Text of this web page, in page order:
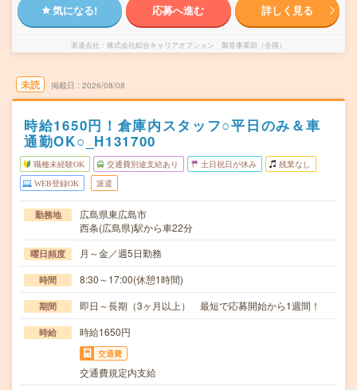
気になる! 応募へ進む 詳しく見る
派遣会社 株式会社綜合キャリアオプション 製造事業部（全国）
未読 掲載日 2026/08/08
時給1650円！倉庫内スタッフ○平日のみ＆車
通勤OK○_H131700
職種未経験OK 交通費別途支給あり 土日祝日が休み 残業なし
WEB登録OK 派遣
勤務地
広島県東広島市
西条(広島県)駅から車22分
曜日頻度 月～金／週5日勤務
時間 8:30～17:00(休憩1時間)
期間 即日～長期（3ヶ月以上） 最短で応募開始から1週間！
時給 時給1650円
交通費
交通費規定内支給